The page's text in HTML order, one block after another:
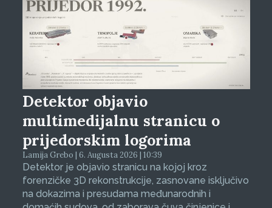
Detektor objavio
multimedijalnu stranicu o
prijedorskim logorima
Lamija Grebo | 6. Augusta 2026 | 10:39
Detektor je objavio stranicu na kojoj kroz
forenzičke 3D rekonstrukcije, zasnovane isključivo
na dokazima i presudama međunarodnih i